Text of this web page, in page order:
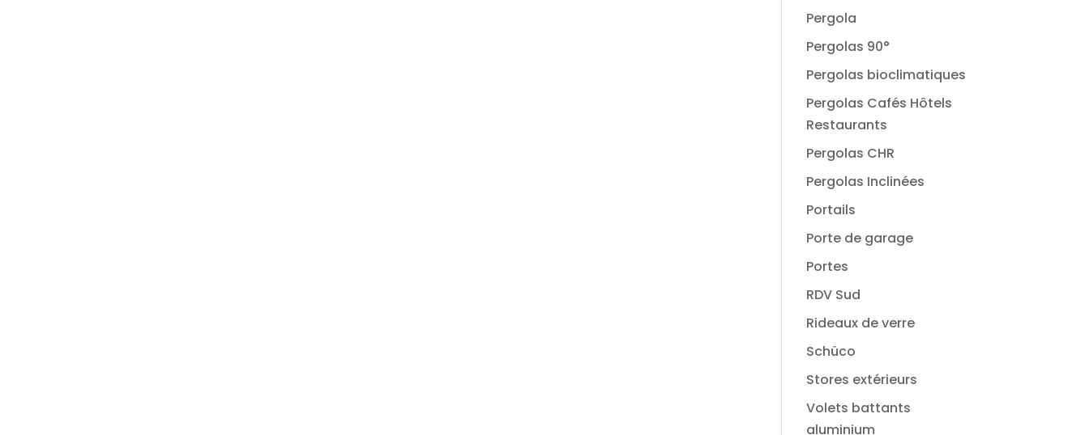
Pergola
Pergolas 90°
Pergolas bioclimatiques
Pergolas Cafés Hôtels
Restaurants
Pergolas CHR
Pergolas Inclinées
Portails
Porte de garage
Portes
RDV Sud
Rideaux de verre
Schüco
Stores extérieurs
Volets battants
aluminium